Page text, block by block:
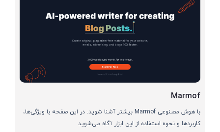
Marmof
با هوش مصنوعی Marmof بیشتر آشنا شوید. در این صفحه با ویژگی‌ها،
کاربردها و نحوه استفاده از این ابزار آگاه می‌شوید